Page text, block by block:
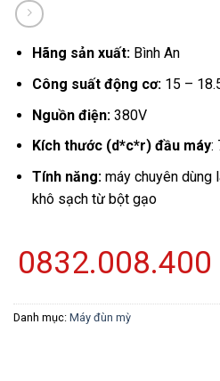
Hãng sản xuất:Bình An
Công suất động cơ:15 –
Nguồn điện:380V
Kích thước (d*c*r) đầu máy:
Tính năng:máy chuyên dùng
khô sạch từ bột gạo
0832.008.400
Danh mục: Máy đùn mỳ